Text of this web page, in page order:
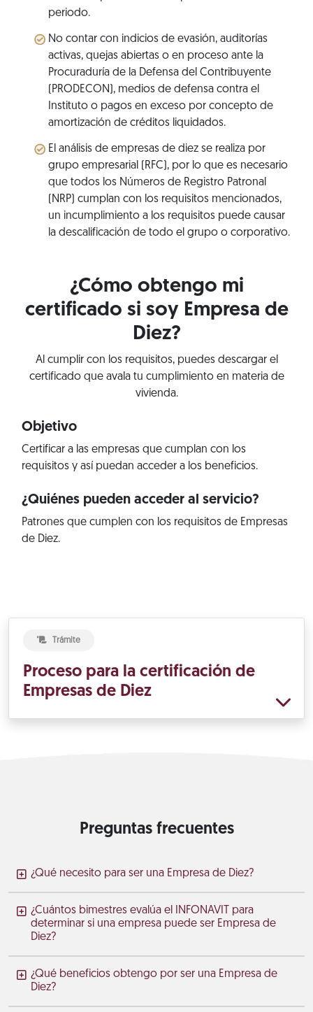
periodo.
No contar con indicios de evasión, auditorías
activas, quejas abiertas o en proceso ante la
Procuraduría de la Defensa del Contribuyente
(PRODECON), medios de defensa contra el
Instituto o pagos en exceso por concepto de
amortización de créditos liquidados.
El análisis de empresas de diez se realiza por
grupo empresarial (RFC), por lo que es necesario
que todos los Números de Registro Patronal
(NRP) cumplan con los requisitos mencionados,
un incumplimiento a los requisitos puede causar
la descalificación de todo el grupo o corporativo.
¿Cómo obtengo mi
certificado si soy Empresa de
Diez?
Al cumplir con los requisitos, puedes descargar el
certificado que avala tu cumplimiento en materia de
vivienda.
Objetivo
Certificar a las empresas que cumplan con los
requisitos y así puedan acceder a los beneficios.
¿Quiénes pueden acceder al servicio?
Patrones que cumplen con los requisitos de Empresas
de Diez.
Trámite
Proceso para la certificación de
Empresas de Diez
Preguntas frecuentes
¿Qué necesito para ser una Empresa de Diez?
¿Cuántos bimestres evalúa el INFONAVIT para
determinar si una empresa puede ser Empresa de
Diez?
¿Qué beneficios obtengo por ser una Empresa de
Diez?